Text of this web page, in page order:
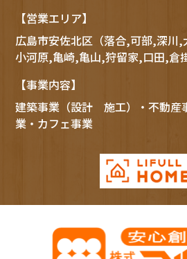
【営業エリア】
広島市安佐北区（落合,可部,深川,
小河原,亀崎,亀山,狩留家,口田,倉
【事業内容】
建築事業（設計 施工）・不動産
業・カフェ事業